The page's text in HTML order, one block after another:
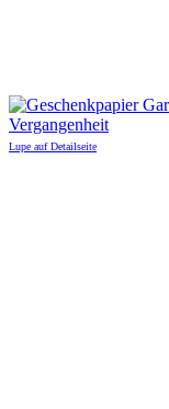
Lupe auf Detailseite